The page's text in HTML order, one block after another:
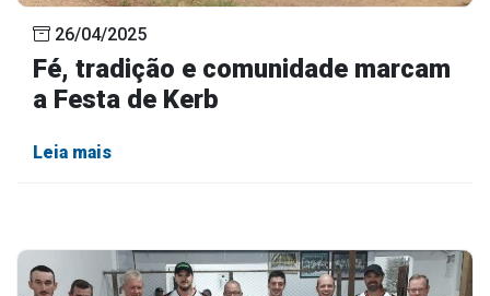
26/04/2025
Fé, tradição e comunidade marcam
a Festa de Kerb
Leia mais